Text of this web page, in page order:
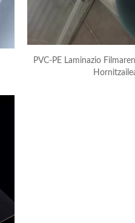
PVC-PE Laminazio